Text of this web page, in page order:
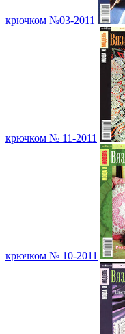
крючком №03-2011
крючком № 11-2011
крючком № 10-2011